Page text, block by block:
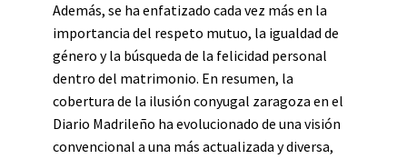
Además, se ha enfatizado cada vez más en la
importancia del respeto mutuo, la igualdad de
género y la búsqueda de la felicidad personal
dentro del matrimonio. En resumen, la
cobertura de la ilusión conyugal zaragoza en el
Diario Madrileño ha evolucionado de una visión
convencional a una más actualizada y diversa,